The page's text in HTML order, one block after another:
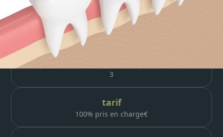
durée
8h
3
tarif
100% pris en charge€